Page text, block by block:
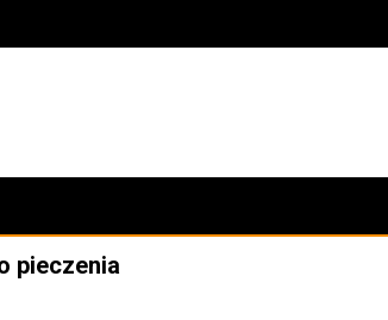
wagi
pieczenia